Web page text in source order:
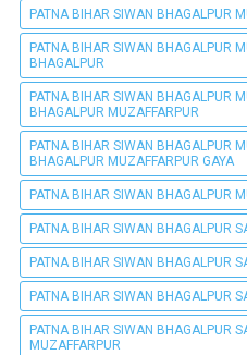
PATNA BIHAR SIWAN BHAGALPUR
PATNA BIHAR SIWAN BHAGALPUR
BHAGALPUR
PATNA BIHAR SIWAN BHAGALPUR
BHAGALPUR MUZAFFARPUR
PATNA BIHAR SIWAN BHAGALPUR
BHAGALPUR MUZAFFARPUR GAYA
PATNA BIHAR SIWAN BHAGALPUR
PATNA BIHAR SIWAN BHAGALPUR
PATNA BIHAR SIWAN BHAGALPUR
PATNA BIHAR SIWAN BHAGALPUR
PATNA BIHAR SIWAN BHAGALPUR
MUZAFFARPUR